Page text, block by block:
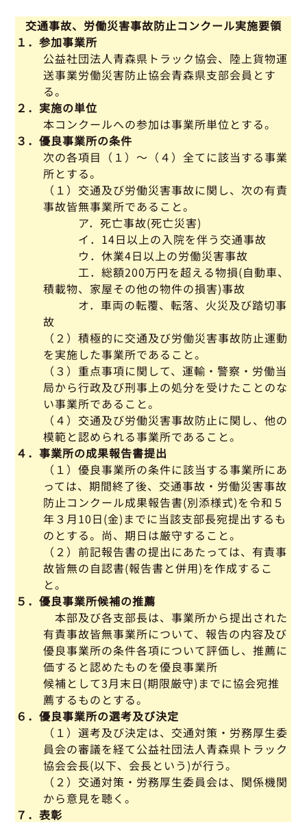
交通事故、労働災害事故防止コンクール実施要領
１．参加事業所
公益社団法人青森県トラック協会、陸上貨物運
送事業労働災害防止協会青森県支部会員とす
る。
２．実施の単位
本コンクールへの参加は事業所単位とする。
３．優良事業所の条件
次の各項目（１）～（４）全てに該当する事業
所とする。
（１）交通及び労働災害事故に関し、次の有責
事故皆無事業所であること。
ア．死亡事故(死亡災害)
イ．14日以上の入院を伴う交通事故
ウ．休業4日以上の労働災害事故
工．総額200万円を超える物損(自動車、
積載物、家屋その他の物件の損害)事故
オ．車両の転覆、転落、火災及び踏切事
故
（２）積極的に交通及び労働災害事故防止運動
を実施した事業所であること。
（３）重点事項に関して、運輸・警察・労働当
局から行政及び刑事上の処分を受けたことのな
い事業所であること。
（４）交通及び労働災害事故防止に関し、他の
模範と認められる事業所であること。
４．事業所の成果報告書提出
（１）優良事業所の条件に該当する事業所にあ
っては、期間終了後、交通事故・労働災害事故
防止コンクール成果報告書(別添様式)を令和５
年３月10日(金)までに当該支部長宛提出するも
のとする。尚、期日は厳守すること。
（２）前記報告書の提出にあたっては、有責事
故皆無の自認書(報告書と併用)を作成するこ
と。
５．優良事業所候補の推薦
本部及び各支部長は、事業所から提出された
有責事故皆無事業所について、報告の内容及び
優良事業所の条件各項について評価し、推薦に
価すると認めたものを優良事業所
候補として3月末日(期限厳守)までに協会宛推
薦するものとする。
６．優良事業所の選考及び決定
（１）選考及び決定は、交通対策・労務厚生委
員会の審議を経て公益社団法人青森県トラック
協会会長(以下、会長という)が行う。
（２）交通対策・労務厚生委員会は、関係機関
から意見を聴く。
７．表彰